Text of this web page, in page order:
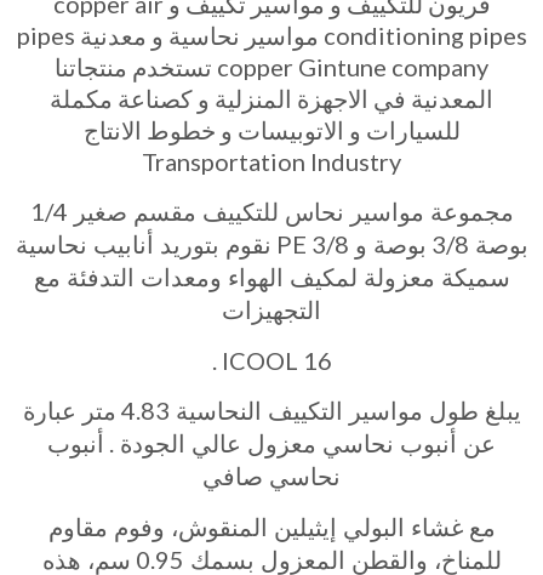
conditioning pipes مواسير نحاسية و معدنية pipes
copper Gintune company تستخدم منتجاتنا
المعدنية في الاجهزة المنزلية و كصناعة مكملة
للسيارات و الاتوبيسات و خطوط الانتاج
Transportation Industry
مجموعة مواسير نحاس للتكييف مقسم صغير 1/4
بوصة 3/8 بوصة و 3/8 PE
نقوم بتوريد أنابيب نحاسية
سميكة معزولة لمكيف الهواء ومعدات التدفئة مع
التجهيزات
ICOOL 16 .
يبلغ طول مواسير التكييف النحاسية 4.83 متر عبارة
عن أنبوب نحاسي معزول عالي الجودة . أنبوب
نحاسي صافي
مع غشاء البولي إيثيلين المنقوش، وفوم مقاوم
للمناخ، والقطن المعزول بسمك 0.95 سم، هذه